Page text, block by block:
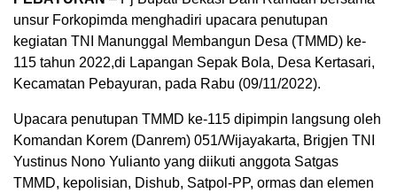
unsur Forkopimda menghadiri upacara penutupan
kegiatan TNI Manunggal Membangun Desa (TMMD) ke-
115 tahun 2022,di Lapangan Sepak Bola, Desa Kertasari,
Kecamatan Pebayuran, pada Rabu (09/11/2022).
Upacara penutupan TMMD ke-115 dipimpin langsung oleh
Komandan Korem (Danrem) 051/Wijayakarta, Brigjen TNI
Yustinus Nono Yulianto yang diikuti anggota Satgas
TMMD, kepolisian, Dishub, Satpol-PP, ormas dan elemen